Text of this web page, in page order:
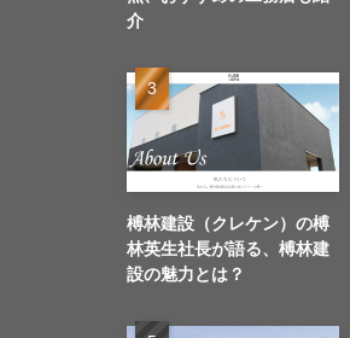
介
榑林建設（クレケン）の榑
林英生社長が語る、榑林建
設の魅力とは？